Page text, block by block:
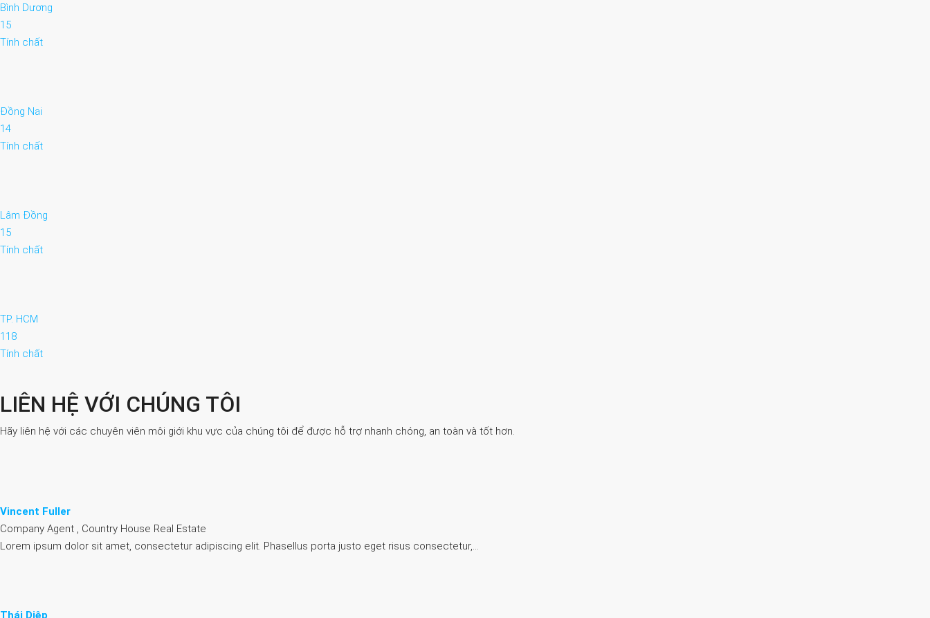
Bình Dương
15
Tính chất
Đồng Nai
14
Tính chất
Lâm Đồng
15
Tính chất
TP. HCM
118
Tính chất
LIÊN HỆ VỚI CHÚNG TÔI
Hãy liên hệ với các chuyên viên môi giới khu vực của chúng tôi để được hỗ trợ nhanh chóng, an toàn và tốt hơn.
Vincent Fuller
Company Agent , Country House Real Estate
Lorem ipsum dolor sit amet, consectetur adipiscing elit. Phasellus porta justo eget risus consectetur,…
Thái Diệp